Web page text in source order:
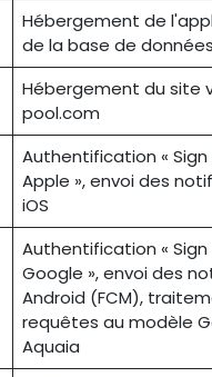
Hébergement de
de la base de données
Hébergement du site
pool.com
Authentification « Sign
Apple », envoi des
iOS
Authentification « Sign
Google », envoi des
Android (FCM),
requêtes au modèle
Aquaia